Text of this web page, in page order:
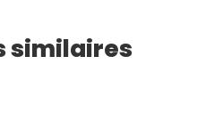
similaires